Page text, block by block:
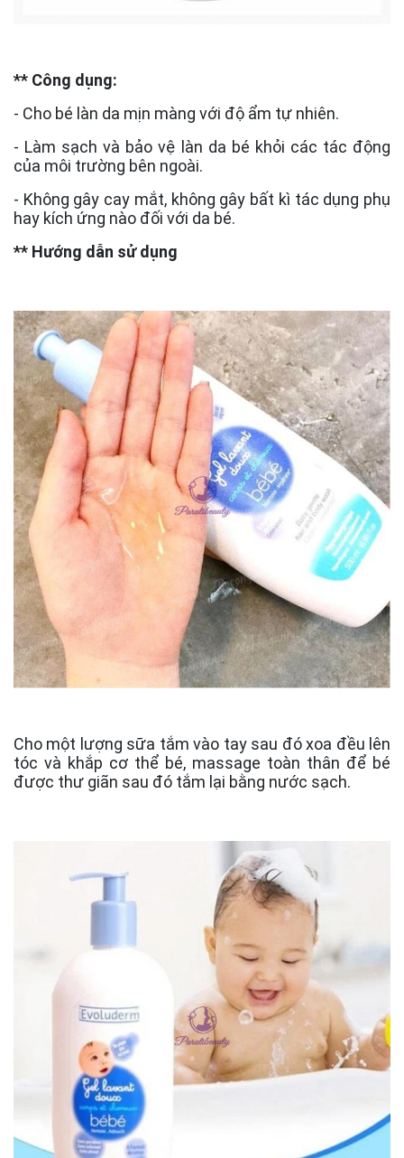
** Công dụng:
- Cho bé làn da mịn màng với độ ẩm tự nhiên.
- Làm sạch và bảo vệ làn da bé khỏi các tác động
của môi trường bên ngoài.
- Không gây cay mắt, không gây bất kì tác dụng phụ
hay kích ứng nào đối với da bé.
** Hướng dẫn sử dụng
Cho một lượng sữa tắm vào tay sau đó xoa đều lên
tóc và khắp cơ thể bé, massage toàn thân để bé
được thư giãn sau đó tắm lại bằng nước sạch.